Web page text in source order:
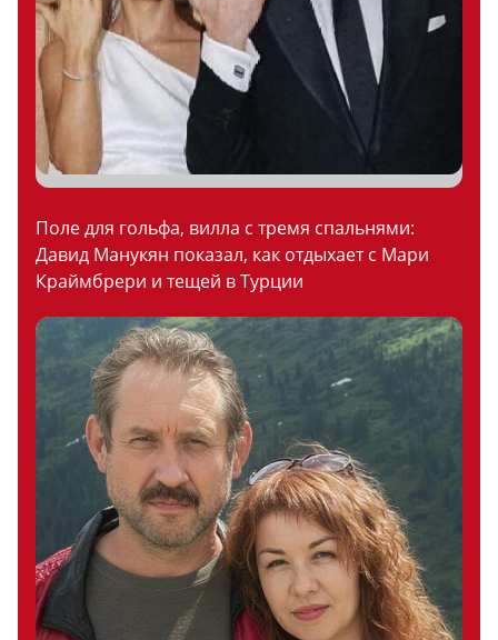
Поле для гольфа, вилла с тремя спальнями:
Давид Манукян показал, как отдыхает с Мари
Краймбрери и тещей в Турции